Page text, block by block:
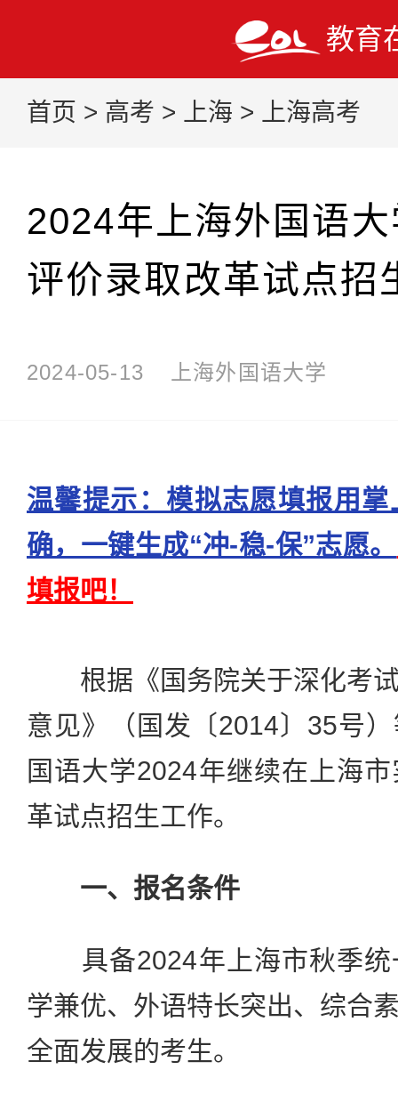
教育
首页 > 高考 > 上海 > 上海高考
2024年上海外国语
评价录取改革试点招
2024-05-13 上海外国语大学
温馨提示：模拟志愿填报用
确，一键生成“冲-稳-保”志愿。
填报吧！
根据《国务院关于深化考试
意见》（国发〔2014〕35号
国语大学2024年继续在上海
革试点招生工作。
一、报名条件
具备2024年上海市秋季统
学兼优、外语特长突出、综合
全面发展的考生。